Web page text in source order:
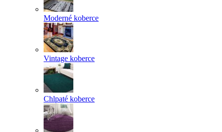
Moderné koberce
Vintage koberce
Chlpaté koberce